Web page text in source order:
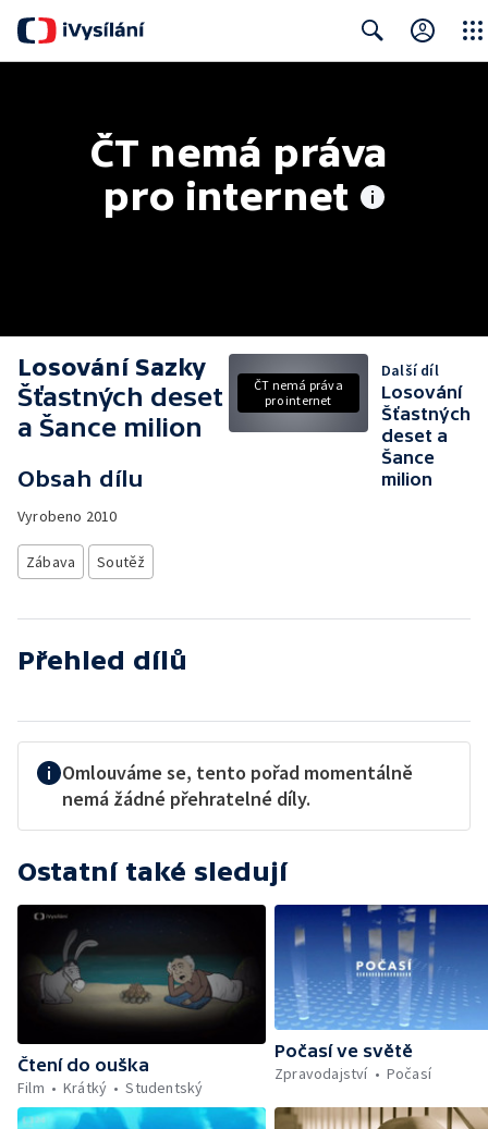
ČT nemá práva
pro internet
Losování Sazky
Šťastných deset
a Šance milion
Obsah dílu
Vyrobeno 2010
Zábava Soutěž
ČT nemá práva
pro internet
Další díl
Losování
Šťastných
deset a
Šance
milion
Přehled dílů
Omlouváme se, tento pořad momentálně
nemá žádné přehratelné díly.
Ostatní také sledují
Čtení do ouška
Film
Krátký Studentský
Počasí ve světě
Zpravodajství
Počasí